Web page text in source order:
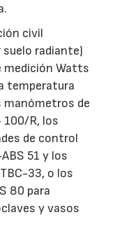
civil
radiante)
Watts
temperatura
manómetros de
100/R, los
de control
51 y los
33, o los
80 para
y vasos